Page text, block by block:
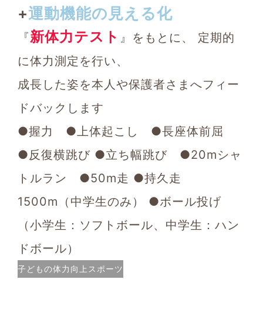
+運動機能の見える化
『新体力テスト 』をもとに、
定期的
に体力測定を行い、
成長した姿を本人や保護者さまへフィー
ドバックします
●握力 ●上体起こし ●長座体前屈
●反復横跳び ●立ち幅跳び ●20mシャ
トルラン ●50m走 ●持久走
1500m（中学生のみ）
●ボール投げ
（小学生：ソフトボール、中学生：ハン
ドボール）
子どもの体力向上スポーツ